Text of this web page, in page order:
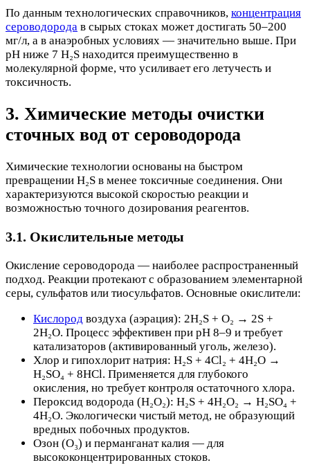
По данным технологических справочников, концентрация
сероводорода в сырых стоках может достигать 50–200
мг/л, а в анаэробных условиях — значительно выше. При
pH ниже 7 H₂S находится преимущественно в
молекулярной форме, что усиливает его летучесть и
токсичность.
3. Химические методы очистки
сточных вод от сероводорода
Химические технологии основаны на быстром
превращении H₂S в менее токсичные соединения. Они
характеризуются высокой скоростью реакции и
возможностью точного дозирования реагентов.
3.1. Окислительные методы
Окисление сероводорода — наиболее распространенный
подход. Реакции протекают с образованием элементарной
серы, сульфатов или тиосульфатов. Основные окислители:
Кислород воздуха (аэрация): 2H₂S + O₂ → 2S +
2H₂O. Процесс эффективен при pH 8–9 и требует
катализаторов (активированный уголь, железо).
Хлор и гипохлорит натрия: H₂S + 4Cl₂ + 4H₂O →
H₂SO₄ + 8HCl. Применяется для глубокого
окисления, но требует контроля остаточного хлора.
Пероксид водорода (H₂O₂): H₂S + 4H₂O₂ → H₂SO₄ +
4H₂O. Экологически чистый метод, не образующий
вредных побочных продуктов.
Озон (O₃) и перманганат калия — для
высококонцентрированных стоков.